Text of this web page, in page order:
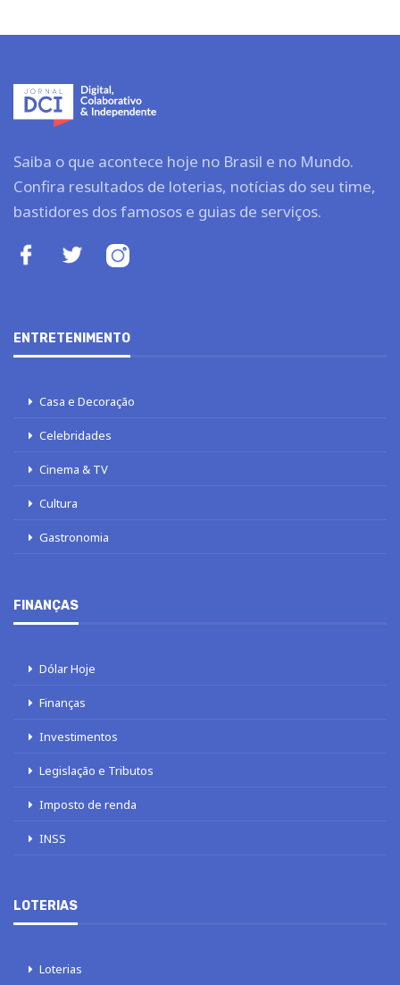
Saiba o que acontece hoje no Brasil e no Mundo.
Confira resultados de loterias, notícias do seu time,
bastidores dos famosos e guias de serviços.
ENTRETENIMENTO
Casa e Decoração
Celebridades
Cinema & TV
Cultura
Gastronomia
FINANÇAS
Dólar Hoje
Finanças
Investimentos
Legislação e Tributos
Imposto de renda
INSS
LOTERIAS
Loterias